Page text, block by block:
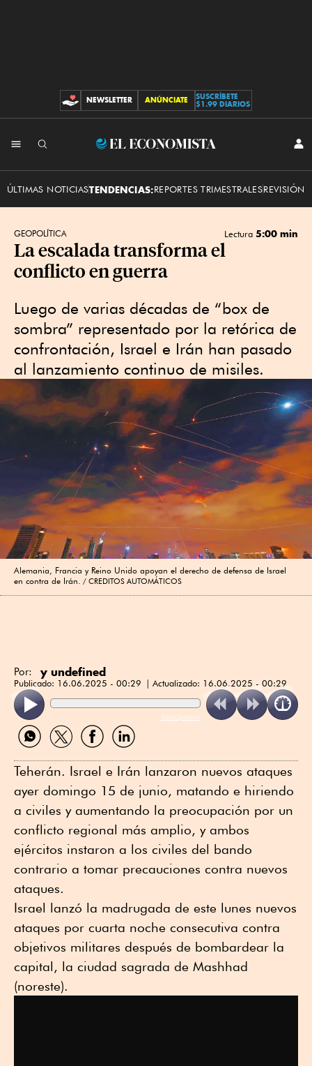
CONTRIBUCIONES
NEWSLETTER ANÚNCIATE
SUSCRÍBETE
$1.99 DIARIOS
El
ÚLTIMAS NOTICIASTENDENCIAS:REPORTES TRIMESTRALESREVISIÓN
GEOPOLÍTICA Lectura 5:00 min
La escalada transforma el
conflicto en guerra
Luego de varias décadas de “box de
sombra” representado por la retórica de
confrontación, Israel e Irán han pasado
al lanzamiento continuo de misiles.
Alemania, Francia y Reino Unido apoyan el derecho de defensa de Israel
en contra de Irán.
CREDITOS AUTOMÁTICOS
Por: y undefined
Publicado: 16.06.2025 - 00:29 Actualizado: 16.06.2025 - 00:29
ReadSpeaker
Compartir
por
Compartir
por
Compartir
por
Compartir
por
Teherán. Israel e Irán lanzaron nuevos ataques
ayer domingo 15 de junio, matando e hiriendo
a civiles y aumentando la preocupación por un
conflicto regional más amplio, y ambos
ejércitos instaron a los civiles del bando
contrario a tomar precauciones contra nuevos
ataques.
Israel lanzó la madrugada de este lunes nuevos
ataques por cuarta noche consecutiva contra
objetivos militares después de bombardear la
capital, la ciudad sagrada de Mashhad
(noreste).